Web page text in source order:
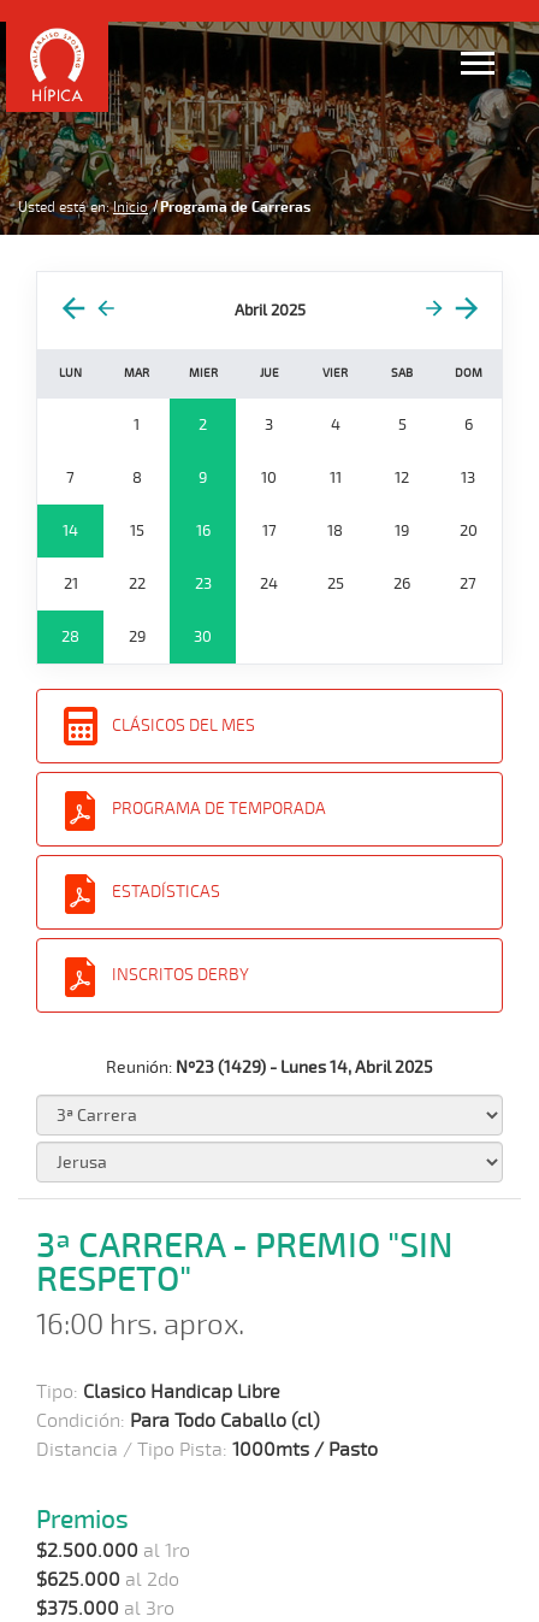
Usted está en: Inicio Programa de Carreras
Abril 2025
LUN MAR MIER JUE VIER SAB DOM
1 2 3 4 5 6
7 8 9 10 11 12 13
14 15 16 17 18 19 20
21 22 23 24 25 26 27
28 29 30
CLÁSICOS DEL MES
PROGRAMA DE TEMPORADA
ESTADÍSTICAS
INSCRITOS DERBY
Reunión: Nº23 (1429) - Lunes 14, Abril 2025
3ª CARRERA - PREMIO "SIN
RESPETO"
16:00 hrs. aprox.
Tipo: Clasico Handicap Libre
Condición: Para Todo Caballo (cl)
Distancia / Tipo Pista: 1000mts / Pasto
Premios
$2.500.000 al 1ro
$625.000 al 2do
$375.000 al 3ro